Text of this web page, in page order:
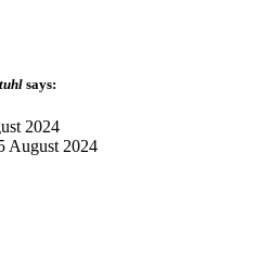
says:
2024
August 2024